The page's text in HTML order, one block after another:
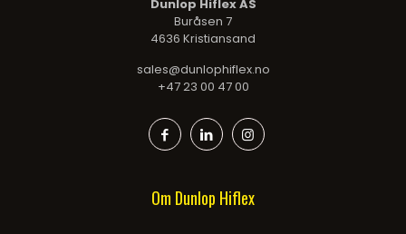
Dunlop Hiflex AS
Buråsen 7
4636 Kristiansand
sales@dunlophiflex.no
+47 23 00 47 00
Om Dunlop Hiflex